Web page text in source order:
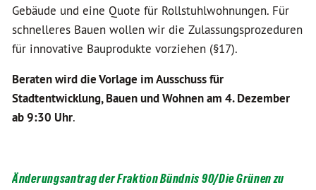
Gebäude und eine Quote für Rollstuhlwohnungen. Für
schnelleres Bauen wollen wir die Zulassungsprozeduren
für innovative Bauprodukte vorziehen (§17).
Beraten wird die Vorlage im Ausschuss für
Stadtentwicklung, Bauen und Wohnen am 4. Dezember
ab 9:30 Uhr.
Änderungsantrag der Fraktion Bündnis 90/Die Grünen zu